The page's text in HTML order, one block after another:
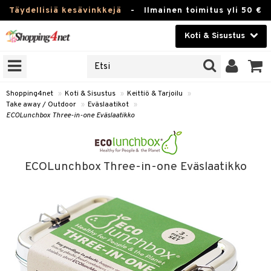
Täydellisiä kesävinkkejä - Ilmainen toimitus yli 50 €
Koti & Sisustus
Kauneudenhoito
Piilolinssit
Luontaistuotteet
Fitness
Lelut, Lapsi & Vauva
Tuotemerkkejä
Kampanjat
Shopping4net » Koti & Sisustus » Keittiö & Tarjoilu
»
Take away / Outdoor » Eväslaatikot »
ECOLunchbox Three-in-one Eväslaatikko
ECOLunchbox Three-in-one Eväslaatikko
Karahvit
Tee & Espresso
Mukit